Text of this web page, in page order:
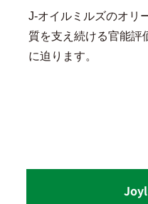
J-オイルミルズのオリ
質を支え続ける官能評
に迫ります。